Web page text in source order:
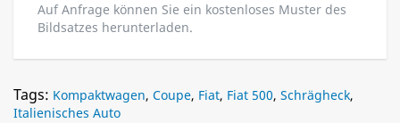
Auf Anfrage können Sie ein kostenloses Muster des
Bildsatzes herunterladen.
Tags: Kompaktwagen, Coupe, Fiat, Fiat 500, Schrägheck,
Italienisches Auto